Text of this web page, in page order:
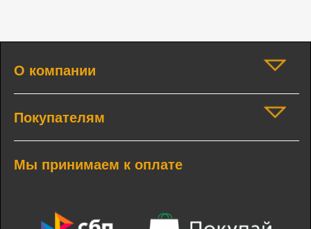
О компании
Покупателям
Мы принимаем к оплате